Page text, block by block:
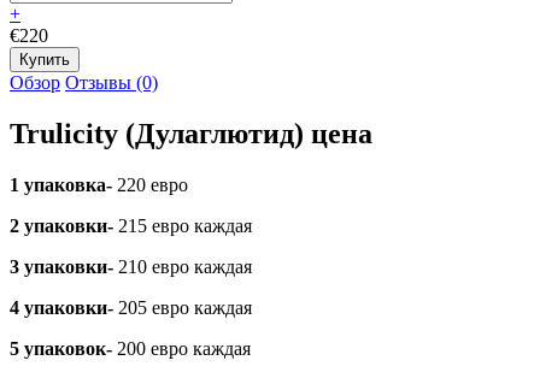
+
€220
Обзор Отзывы (0)
Trulicity (Дулаглютид) цена
1 упаковка- 220 евро
2 упаковки- 215 евро каждая
3 упаковки- 210 евро каждая
4 упаковки- 205 евро каждая
5 упаковок- 200 евро каждая